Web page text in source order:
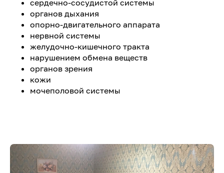
сердечно-сосудистой системы
органов дыхания
опорно-двигательного аппарата
нервной системы
желудочно-кишечного тракта
нарушением обмена веществ
органов зрения
кожи
мочеполовой системы